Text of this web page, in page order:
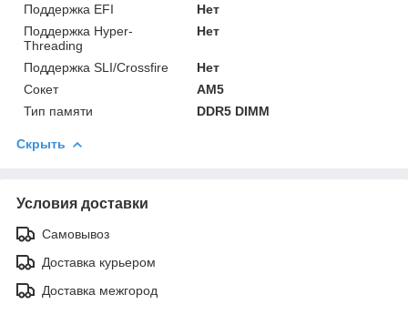
Поддержка EFI
Нет
Поддержка Hyper-
Threading
Нет
Поддержка SLI/Crossfire
Нет
Сокет
AM5
Тип памяти
DDR5 DIMM
Скрыть
Условия доставки
Самовывоз
Доставка курьером
Доставка межгород